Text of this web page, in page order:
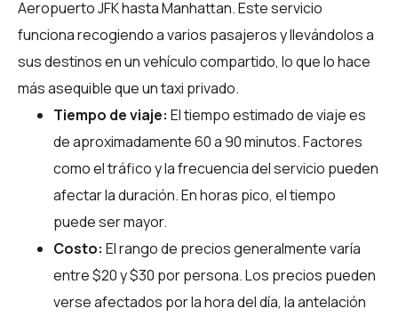
Aeropuerto JFK hasta Manhattan. Este servicio
funciona recogiendo a varios pasajeros y llevándolos a
sus destinos en un vehículo compartido, lo que lo hace
más asequible que un taxi privado.
Tiempo de viaje: El tiempo estimado de viaje es
de aproximadamente 60 a 90 minutos. Factores
como el tráfico y la frecuencia del servicio pueden
afectar la duración. En horas pico, el tiempo
puede ser mayor.
Costo: El rango de precios generalmente varía
entre $20 y $30 por persona. Los precios pueden
verse afectados por la hora del día, la antelación